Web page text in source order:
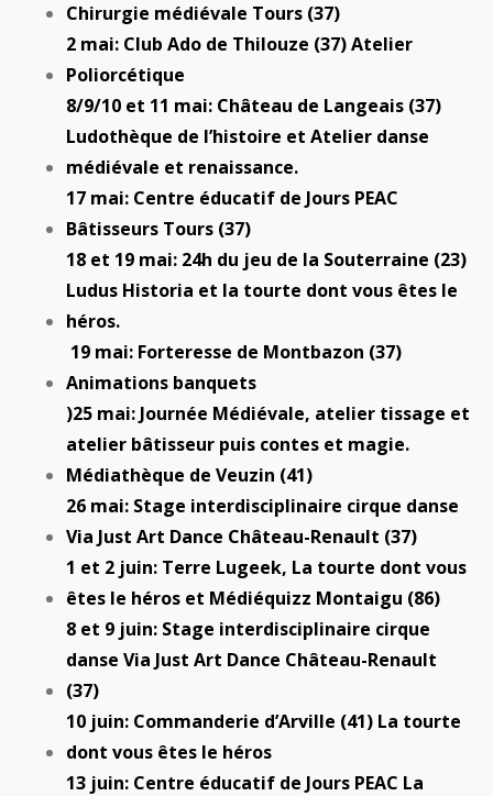
Chirurgie médiévale Tours (37)
2 mai: Club Ado de Thilouze (37) Atelier
Poliorcétique
8/9/10 et 11 mai: Château de Langeais (37)
Ludothèque de l’histoire et Atelier danse
médiévale et renaissance.
17 mai: Centre éducatif de Jours PEAC
Bâtisseurs Tours (37)
18 et 19 mai: 24h du jeu de la Souterraine (23)
Ludus Historia et la tourte dont vous êtes le
héros.
19 mai: Forteresse de Montbazon (37)
Animations banquets
)25 mai: Journée Médiévale, atelier tissage et
atelier bâtisseur puis contes et magie.
Médiathèque de Veuzin (41)
26 mai: Stage interdisciplinaire cirque danse
Via Just Art Dance Château-Renault (37)
1 et 2 juin: Terre Lugeek, La tourte dont vous
êtes le héros et Médiéquizz Montaigu (86)
8 et 9 juin: Stage interdisciplinaire cirque
danse Via Just Art Dance Château-Renault
(37)
10 juin: Commanderie d’Arville (41) La tourte
dont vous êtes le héros
13 juin: Centre éducatif de Jours PEAC La